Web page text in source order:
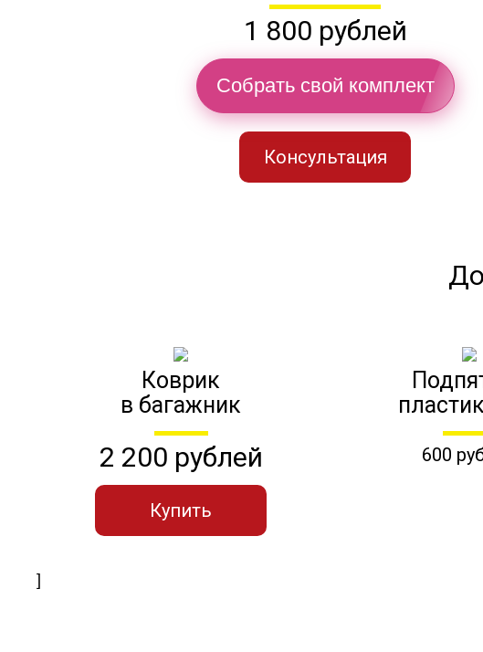
1 800 рублей
Собрать свой комплект
Консультация
Коврик
в багажник
2 200 рублей
Купить
600
]